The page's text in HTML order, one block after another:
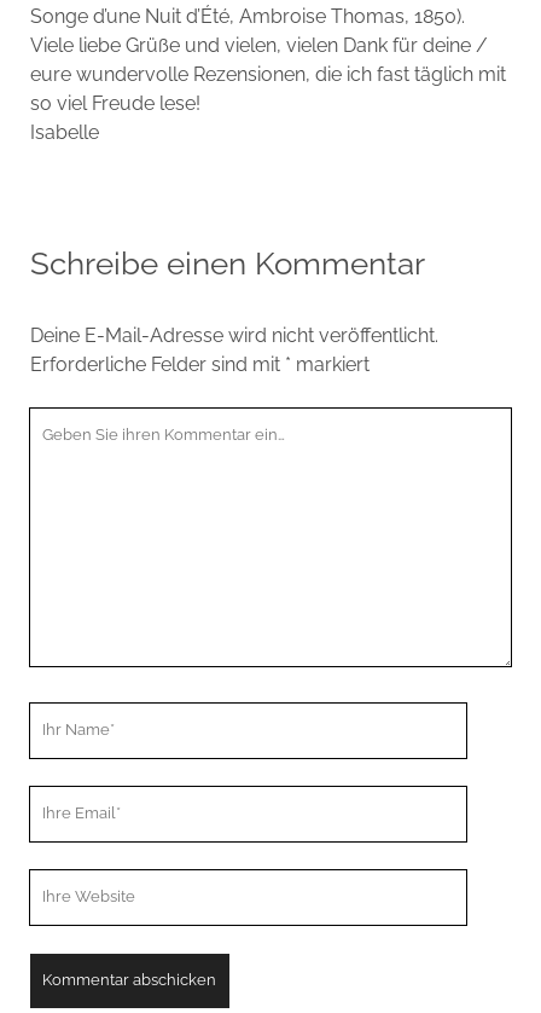
Songe d’une Nuit d’Été, Ambroise Thomas, 1850).
Viele liebe Grüße und vielen, vielen Dank für deine /
eure wundervolle Rezensionen, die ich fast täglich mit
so viel Freude lese!
Isabelle
Schreibe einen Kommentar
Deine E-Mail-Adresse wird nicht veröffentlicht.
Erforderliche Felder sind mit * markiert